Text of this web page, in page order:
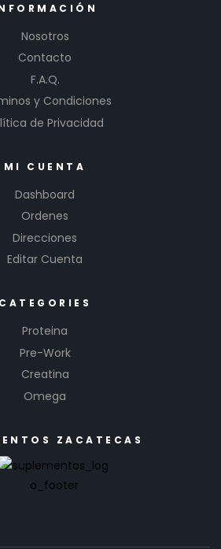
Nosotros
Contacto
F.A.Q.
y Condiciones
de Privacidad
MI CUENTA
Dashboard
Ordenes
Direcciones
Editar Cuenta
CATEGORIES
Proteina
Pre-Work
Creatina
Omega
ZACATECAS